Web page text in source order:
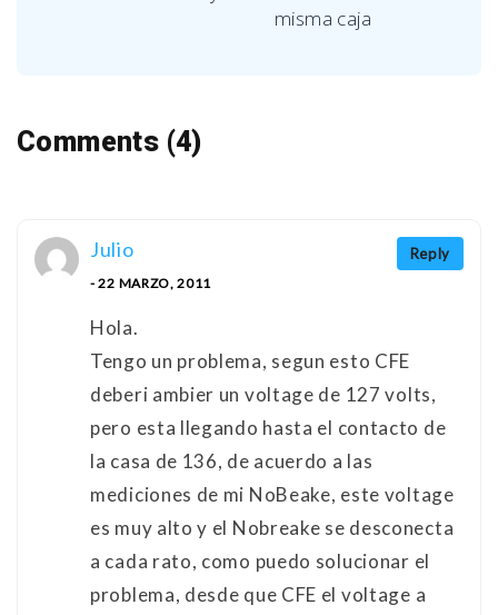
misma caja
Comments (4)
Reply
Julio
- 22 MARZO, 2011
Hola.
Tengo un problema, segun esto CFE
deberi ambier un voltage de 127 volts,
pero esta llegando hasta el contacto de
la casa de 136, de acuerdo a las
mediciones de mi NoBeake, este voltage
es muy alto y el Nobreake se desconecta
a cada rato, como puedo solucionar el
problema, desde que CFE el voltage a